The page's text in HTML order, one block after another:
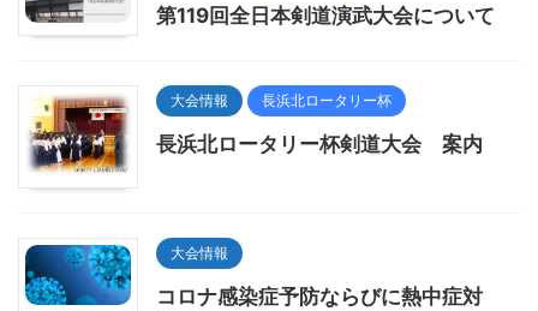
第119回全日本剣道演武大会について
大会情報 長浜北ロータリー杯
長浜北ロータリー杯剣道大会 案内
大会情報
コロナ感染症予防ならびに熱中症対